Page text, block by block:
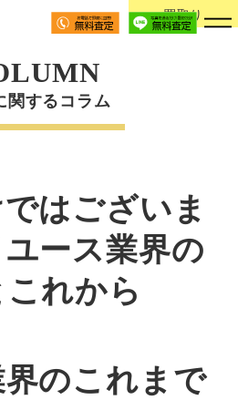
関するコラム
ではございま
ース業界の
れから
買取り
のこれまで